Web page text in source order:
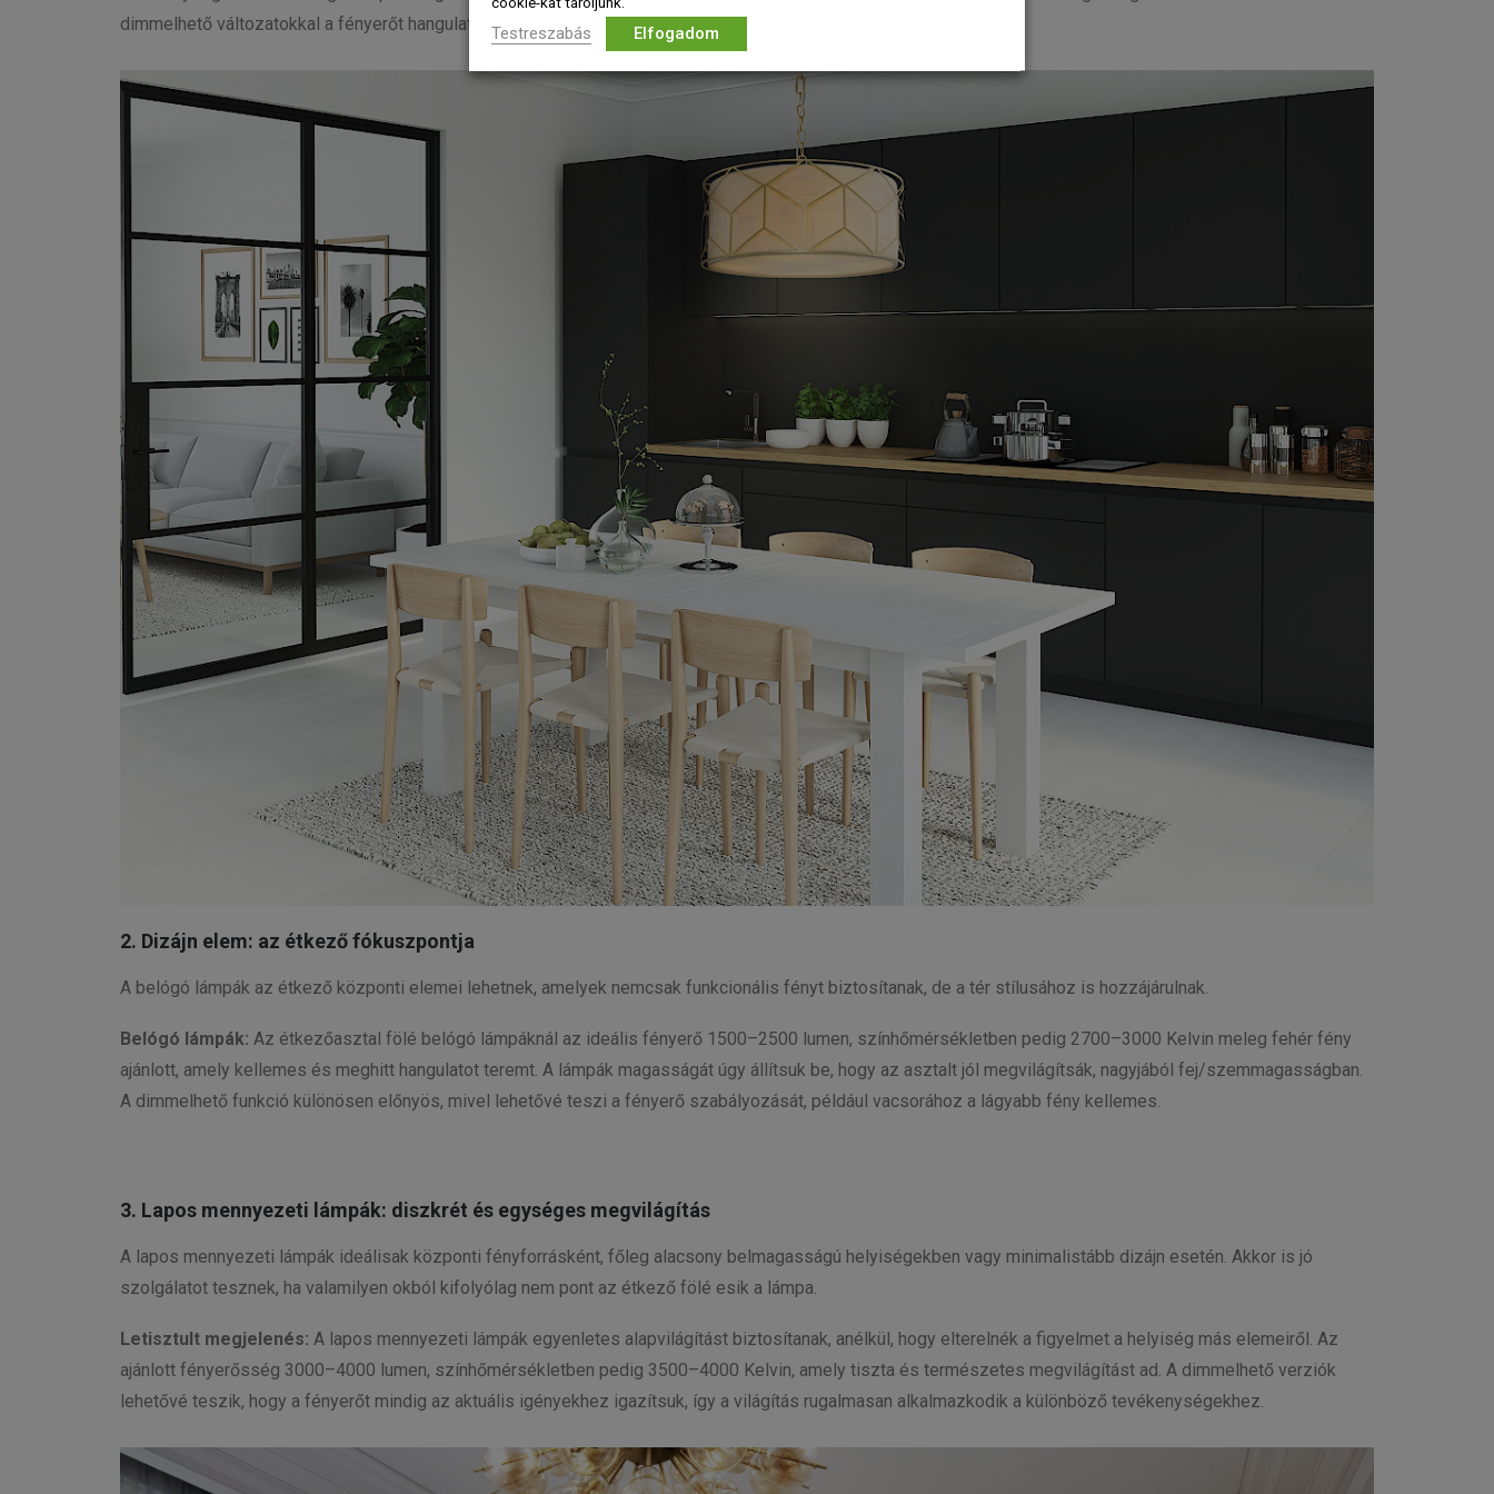
dimmelhető változatokkal a fényerőt hangulatunkhoz és szükségleteinkhez igazíthatjuk.
2. Dizájn elem: az étkező fókuszpontja
A belógó lámpák az étkező központi elemei lehetnek, amelyek nemcsak funkcionális fényt biztosítanak, de a tér stílusához is hozzájárulnak.
Belógó lámpák: Az étkezőasztal fölé belógó lámpáknál az ideális fényerő 1500–2500 lumen, színhőmérsékletben pedig 2700–3000 Kelvin meleg fehér fény
ajánlott, amely kellemes és meghitt hangulatot teremt. A lámpák magasságát úgy állítsuk be, hogy az asztalt jól megvilágítsák, nagyjából fej/szemmagasságban.
A dimmelhető funkció különösen előnyös, mivel lehetővé teszi a fényerő szabályozását, például vacsorához a lágyabb fény kellemes.
3. Lapos mennyezeti lámpák: diszkrét és egységes megvilágítás
A lapos mennyezeti lámpák ideálisak központi fényforrásként, főleg alacsony belmagasságú helyiségekben vagy minimalistább dizájn esetén. Akkor is jó
szolgálatot tesznek, ha valamilyen okból kifolyólag nem pont az étkező fölé esik a lámpa.
Letisztult megjelenés: A lapos mennyezeti lámpák egyenletes alapvilágítást biztosítanak, anélkül, hogy elterelnék a figyelmet a helyiség más elemeiről. Az
ajánlott fényerősség 3000–4000 lumen, színhőmérsékletben pedig 3500–4000 Kelvin, amely tiszta és természetes megvilágítást ad. A dimmelhető verziók
lehetővé teszik, hogy a fényerőt mindig az aktuális igényekhez igazítsuk, így a világítás rugalmasan alkalmazkodik a különböző tevékenységekhez.
Testreszabás Elfogadom